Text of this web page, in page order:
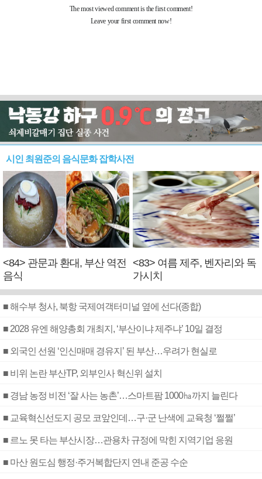
시인 최원준의 음식문화 잡학사전
<84> 관문과 환대, 부산 역전
음식
<83> 여름 제주, 벤자리와 독
가시치
■ 해수부 청사, 북항 국제여객터미널 옆에 선다(종합)
■ 2028 유엔 해양총회 개최지, ‘부산이냐 제주냐’ 10일 결정
■ 외국인 선원 ‘인신매매 경유지’ 된 부산…우려가 현실로
■ 비위 논란 부산TP, 외부인사 혁신위 설치
■ 경남 농정 비전 ‘잘 사는 농촌’…스마트팜 1000㏊까지 늘린다
■ 교육혁신선도지 공모 코앞인데…구·군 난색에 교육청 ‘쩔쩔’
■ 르노 못 타는 부산시장…관용차 규정에 막힌 지역기업 응원
■ 마산 원도심 행정·주거복합단지 연내 준공 수순